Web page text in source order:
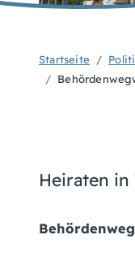
Startseite
Heiraten in